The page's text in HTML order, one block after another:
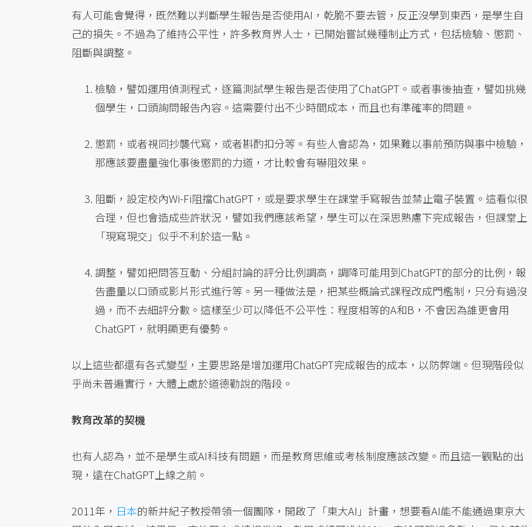
有人可能會覺得，既然難以判斷學生報告是否使用AI，乾脆不要去管，反正沒學到東西，是學生自
己的損失。不過為了維持公平性，許多教育界人士，已開始嘗試幾種制止方式，包括檢驗、懲罰、
阻斷與調整。
檢驗，譬如運用偵測程式，逐篇測試學生報告是否使用了ChatGPT。或者事後抽查，譬如挑幾
個學生，口頭詢問報告內容。這需要付出不少時間成本，而且也有準確率的問題。
懲罰，或者視同抄襲代寫，或者斟酌扣分等。有些人會認為，如果難以事前預防與事中檢驗，
那應該要盡量強化事後懲罰的力道，才比較會有嚇阻效果。
阻斷，設定校內Wi-Fi阻擋ChatGPT，或是要求學生在課堂手寫報告並禁止電子裝置。這看似很
合理，但也會造成些許狀況，譬如我們應該希望，學生可以在深思熟慮下完成報告，但課堂上
「現寫現交」似乎不利於這一點。
調整，譬如把問答互動、分組討論的評分比例調高，調降可能用到ChatGPT的部分的比例，報
告盡量以口頭或影片形式進行等。另一種做法是，把某些概論式課程改成門檻制，只分有過沒
過，而不去細評分數。這樣至少可以降低不公平性：程度相等的A和B，不會因為誰更會用
ChatGPT，就明顯更有優勢。
以上這些都還有各式變型，主要思路是增加運用ChatGPT完成報告的成本，以防弊端。但現階段似
乎尚未普遍實行，大體上處於道德勸說的階段。
教育改革的契機
也有人認為，並不是學生或AI科技有問題，而是教育思維或考核制度應該改變。而且這一觀點的出
現，遠在ChatGPT上線之前。
2011年， 日本的新井紀子教授帶領一個團隊，開啟了「東大AI」計畫，想要看AI能不能通過東京大